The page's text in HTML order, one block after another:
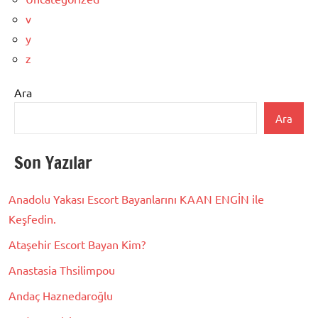
v
y
z
Ara
Ara
Son Yazılar
Anadolu Yakası Escort Bayanlarını KAAN ENGİN ile
Keşfedin.
Ataşehir Escort Bayan Kim?
Anastasia Thsilimpou
Andaç Haznedaroğlu